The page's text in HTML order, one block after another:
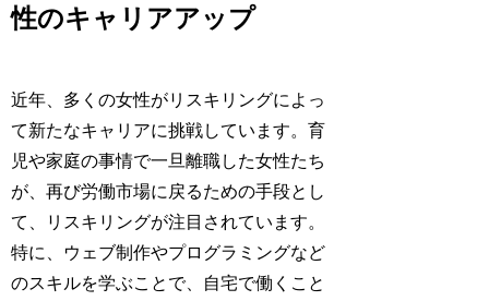
性のキャリアアップ
近年、多くの女性がリスキリングによっ
て新たなキャリアに挑戦しています。育
児や家庭の事情で一旦離職した女性たち
が、再び労働市場に戻るための手段とし
て、リスキリングが注目されています。
特に、ウェブ制作やプログラミングなど
のスキルを学ぶことで、自宅で働くこと